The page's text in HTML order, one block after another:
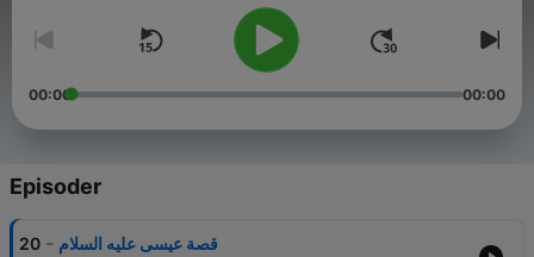
00:00 00:00
Episoder
20 - قصة عيسى عليه السلام